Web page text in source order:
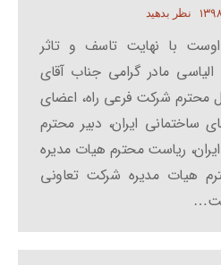
۱۷ نظر بدهید
با نهایت تاسف و تاثر
مادر گرامی جناب آقای
محترم شرکت فرعی راه، اعضای
ساختمانی ایران، دبیر محترم
ریاست محترم هیات مدیره
هیات مدیره شرکت تعاونی